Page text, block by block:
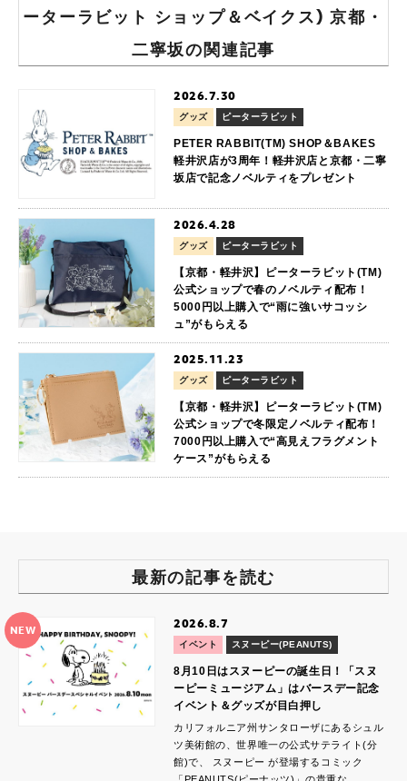
ーターラビット ショップ＆ベイクス) 京都・
二寧坂の関連記事
2026.7.30
グッズ ピーターラビット
PETER RABBIT(TM) SHOP＆BAKES
軽井沢店が3周年！軽井沢店と京都・二寧
坂店で記念ノベルティをプレゼント
2026.4.28
グッズ ピーターラビット
【京都・軽井沢】ピーターラビット(TM)
公式ショップで春のノベルティ配布！
5000円以上購入で“雨に強いサコッシ
ュ”がもらえる
2025.11.23
グッズ ピーターラビット
【京都・軽井沢】ピーターラビット(TM)
公式ショップで冬限定ノベルティ配布！
7000円以上購入で“高見えフラグメント
ケース”がもらえる
最新の記事を読む
NEW 2026.8.7
イベント スヌーピー(PEANUTS)
8月10日はスヌーピーの誕生日！「スヌ
ーピーミュージアム」はバースデー記念
イベント＆グッズが目白押し
カリフォルニア州サンタローザにあるシュル
ツ美術館の、世界唯一の公式サテライト(分
館)で、 スヌーピー が登場するコミック